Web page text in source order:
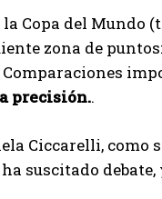
Copa del Mundo
zona de
precisión..
Ciccarelli, como
suscitado